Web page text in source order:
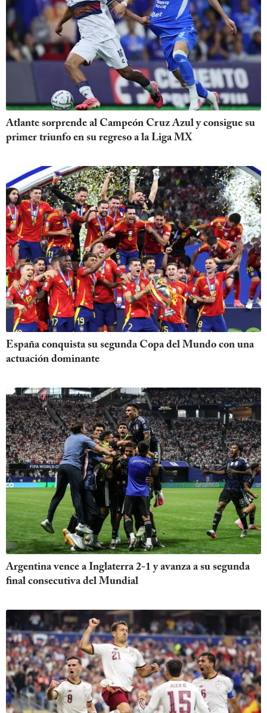
Atlante sorprende al Campeón Cruz Azul y consigue su
primer triunfo en su regreso a la Liga MX
España conquista su segunda Copa del Mundo con una
actuación dominante
Argentina vence a Inglaterra 2-1 y avanza a su segunda
final consecutiva del Mundial